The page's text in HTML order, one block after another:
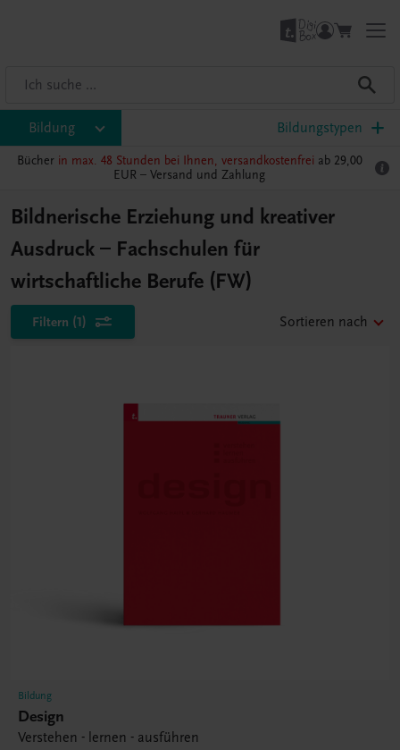
Bildung Bildungstypen
Bücher in max. 48 Stunden bei Ihnen, versandkostenfrei ab 29,00
EUR – Versand und Zahlung
Bildnerische Erziehung und kreativer
Ausdruck – Fachschulen für
wirtschaftliche Berufe (FW)
Filtern (1) Sortieren nach
Bildung
Design
Verstehen - lernen - ausführen